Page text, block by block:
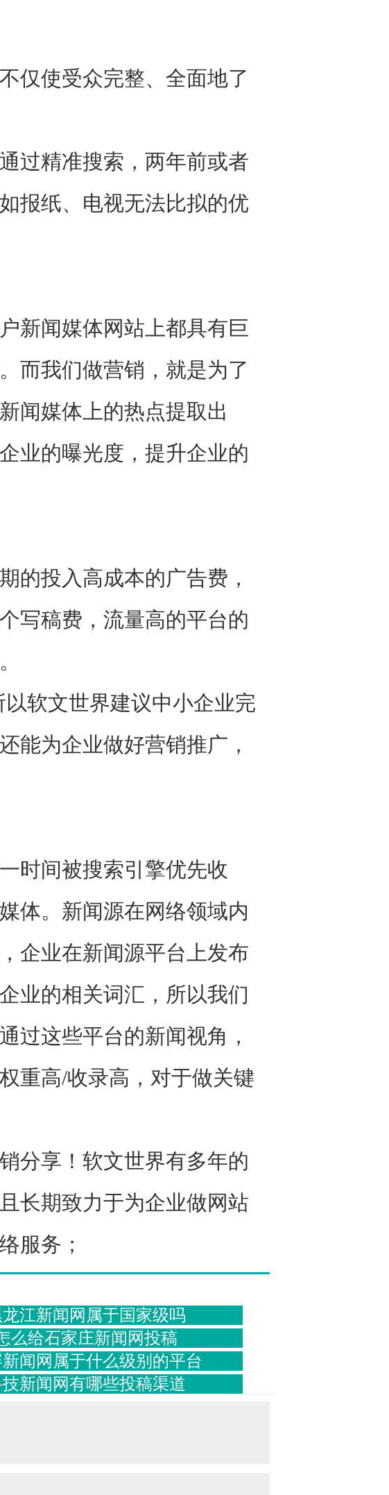
使受众完整、全面地了
精准搜索，两年前或者
报纸、电视无法比拟的优
闻媒体网站上都具有巨
而我们做营销，就是为了
闻媒体上的热点提取出
业的曝光度，提升企业的
投入高成本的广告费，
写稿费，流量高的平台的
软文世界建议中小企业完
能为企业做好营销推广，
间被搜索引擎优先收
体。新闻源在网络领域内
企业在新闻源平台上发布
业的相关词汇，所以我们
过这些平台的新闻视角，
重高/收录高，对于做关键
享！软文世界有多年的
长期致力于为企业做网站
服务；
江新闻网属于国家级吗
么给石家庄新闻网投稿
闻网属于什么级别的平台
新闻网有哪些投稿渠道